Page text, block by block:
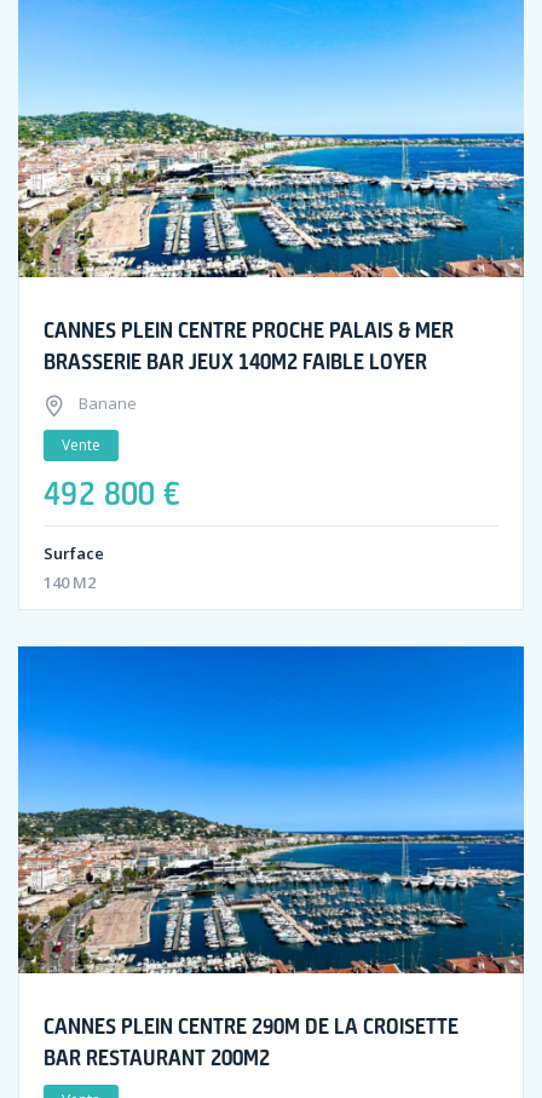
CANNES PLEIN CENTRE PROCHE PALAIS & MER
BRASSERIE BAR JEUX 140M2 FAIBLE LOYER
Banane
Vente
492 800 €
Surface
140 M2
CANNES PLEIN CENTRE 290M DE LA CROISETTE
BAR RESTAURANT 200M2